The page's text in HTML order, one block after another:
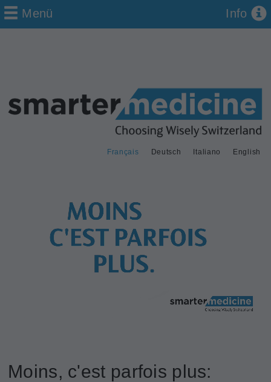
Deutsch
Français Italiano English
Menü Info
Moins, c'est parfois plus: